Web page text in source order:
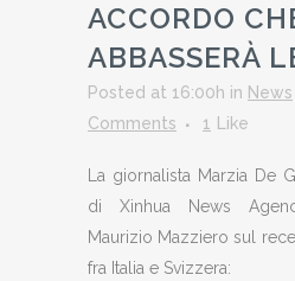
ACCORDO
ABBASSERÀ
Posted at 16:00h in News
Comments
1 Like
La giornalista Marzia De
di Xinhua News
Maurizio Mazziero sul
fra Italia e Svizzera: